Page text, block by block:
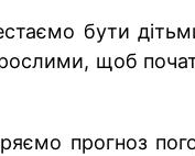
бути
щоб
прогноз